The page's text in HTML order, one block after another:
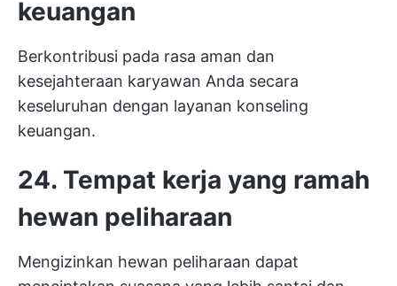
keuangan
Berkontribusi pada rasa aman dan
kesejahteraan karyawan Anda secara
keseluruhan dengan layanan konseling
keuangan.
24. Tempat kerja yang ramah
hewan peliharaan
Mengizinkan hewan peliharaan dapat